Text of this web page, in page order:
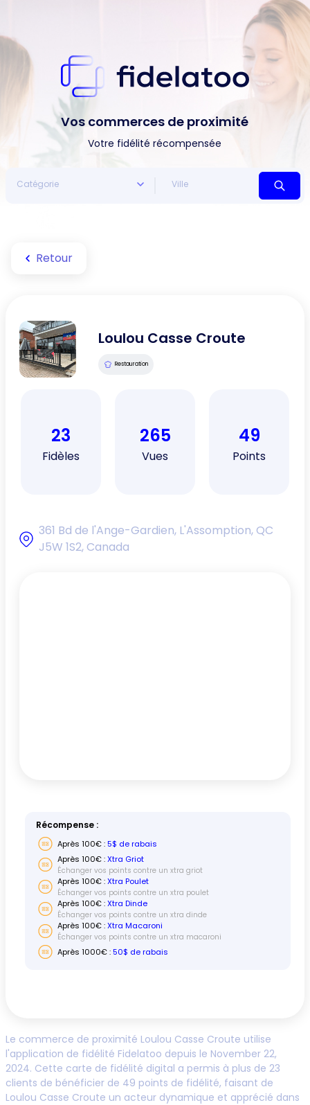
Vos commerces de proximité
Votre fidélité récompensée
Retour
Loulou Casse Croute
Restauration
23
Fidèles
265
Vues
49
Points
361 Bd de l'Ange-Gardien, L'Assomption, QC
J5W 1S2, Canada
Récompense :
Après 100€ :5$ de rabais
Après 100€ :Xtra Griot
Échanger vos points contre un xtra griot
Après 100€ :Xtra Poulet
Échanger vos points contre un xtra poulet
Après 100€ :Xtra Dinde
Échanger vos points contre un xtra dinde
Après 100€ :Xtra Macaroni
Échanger vos points contre un xtra macaroni
Après 1000€ :50$ de rabais
Le commerce de proximité Loulou Casse Croute utilise
l'application de fidélité Fidelatoo depuis le November 22,
2024. Cette carte de fidélité digital a permis à plus de 23
clients de bénéficier de 49 points de fidélité, faisant de
Loulou Casse Croute un acteur dynamique et apprécié dans